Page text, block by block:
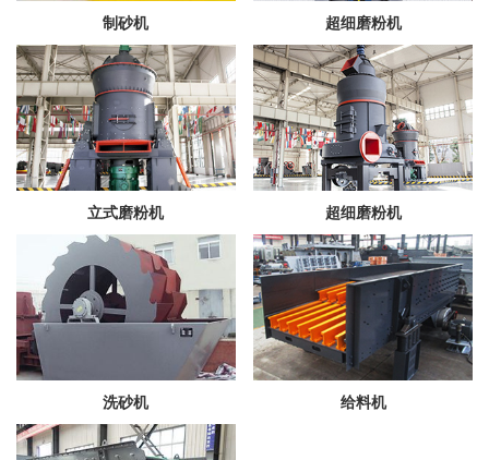
制砂机 超细磨粉机
立式磨粉机 超细磨粉机
洗砂机 给料机